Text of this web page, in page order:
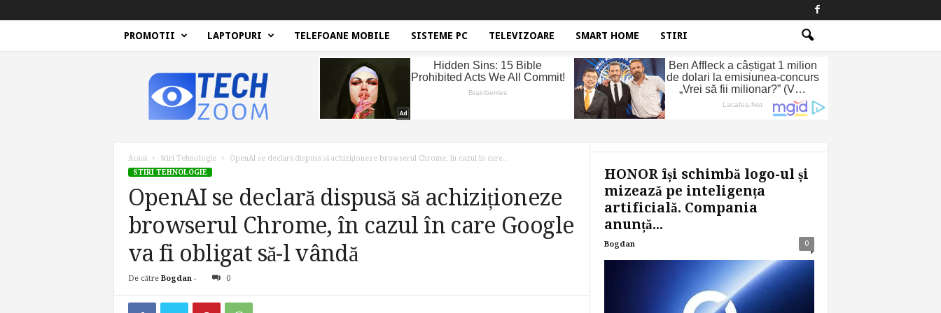
PROMOTII LAPTOPURI TELEFOANE MOBILE SISTEME PC TELEVIZOARE SMART HOME STIRI
Acasă Stiri Tehnologie
OpenAI se declară dispusă să achiziționeze browserul Chrome, în cazul în care...
STIRI TEHNOLOGIE
OpenAI se declară dispusă să achiziționeze
browserul Chrome, în cazul în care Google
va fi obligat să-l vândă
De către Bogdan- 0
HONOR își schimbă logo-ul și
mizează pe inteligența
artificială. Compania
anunță...
Bogdan 0